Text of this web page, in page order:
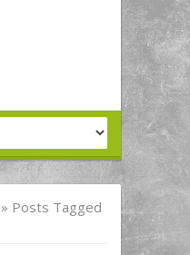
» Posts Tagged